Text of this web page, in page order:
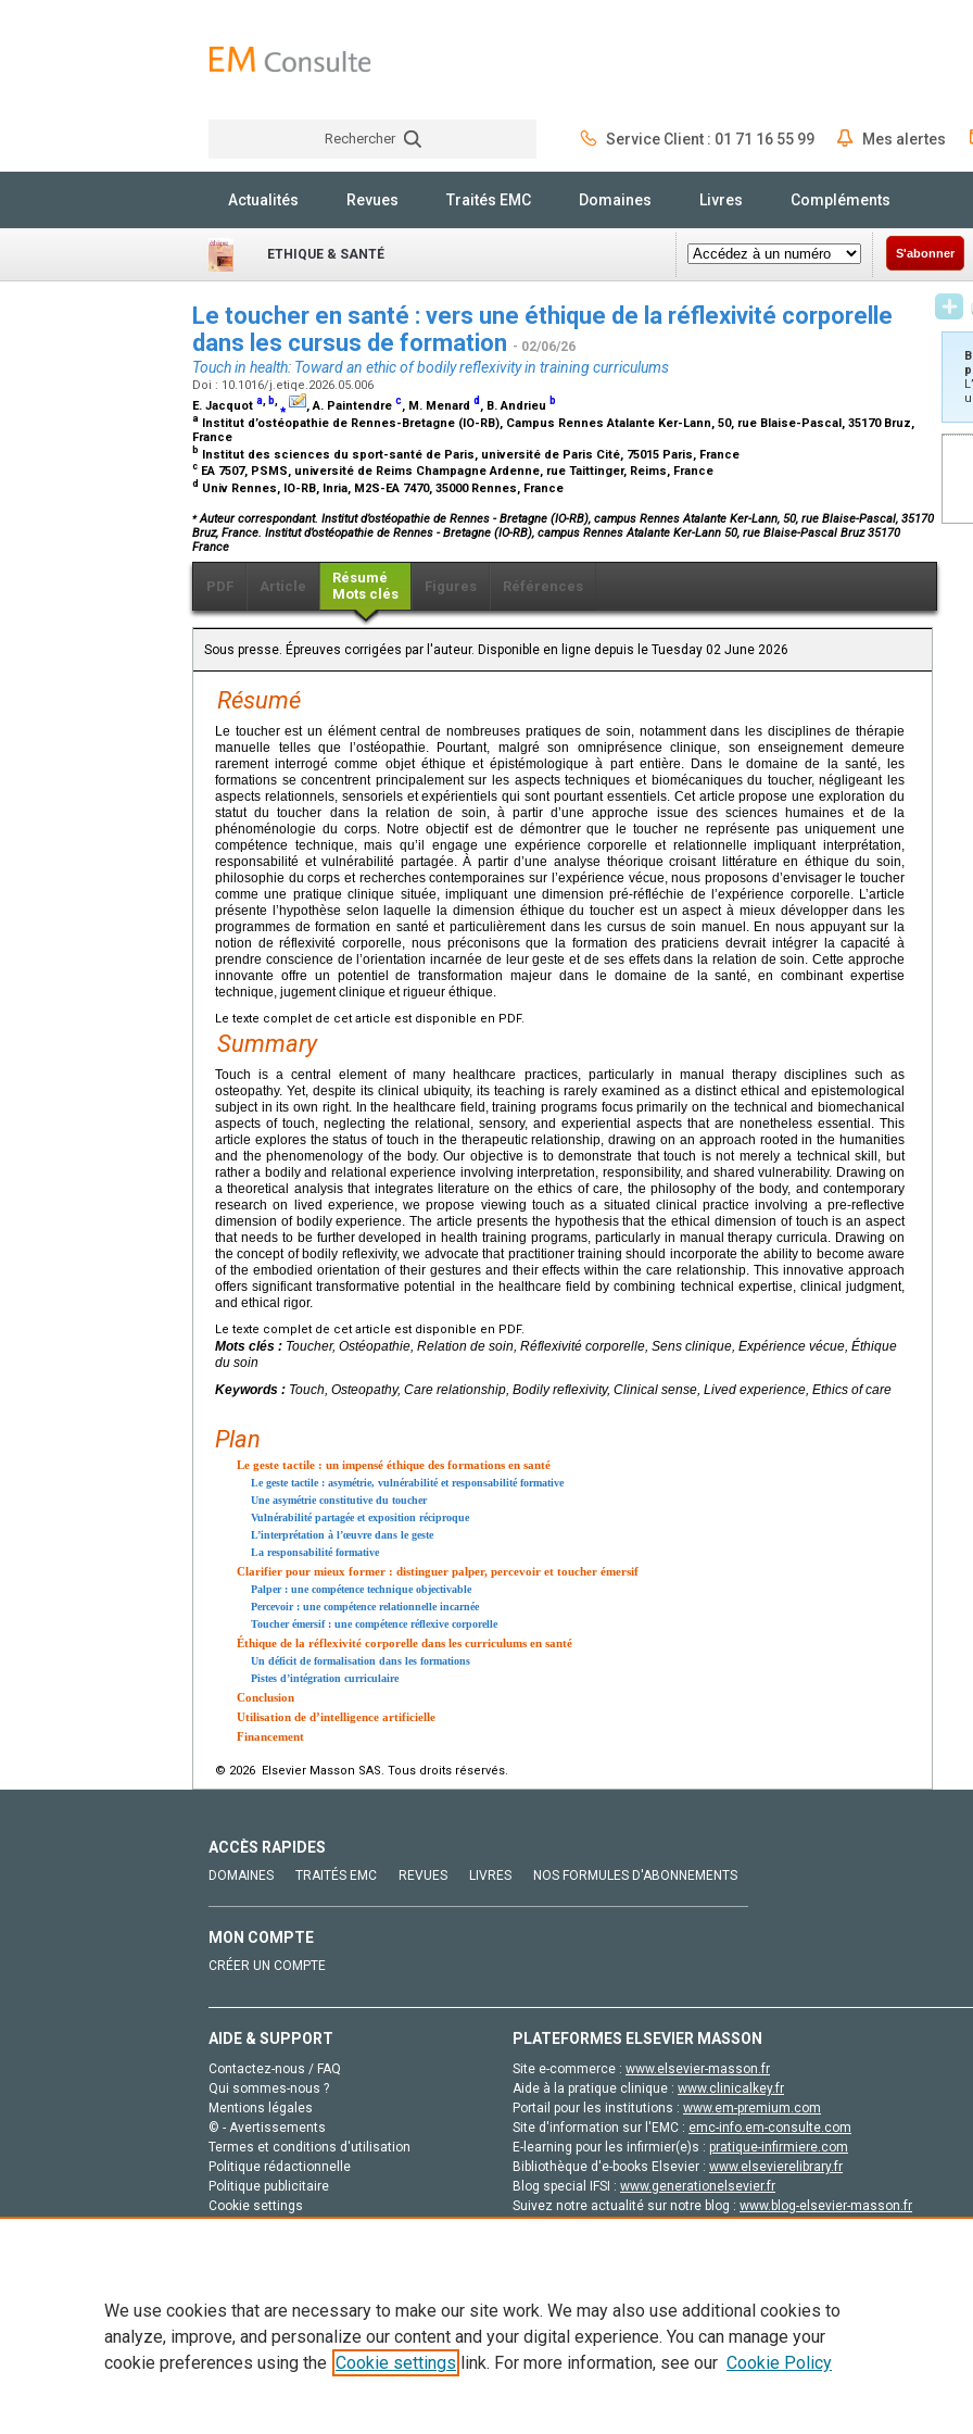
Rechercher Service Client : 01 71 16 55 99 Mes alertes
Actualités Revues Traités EMC Domaines Livres Compléments
ETHIQUE & SANTÉ S'abonner
Le toucher en santé : vers une éthique de la réflexivité corporelle
dans les cursus de formation - 02/06/26
Touch in health: Toward an ethic of bodily reflexivity in training curriculums
Doi : 10.1016/j.etiqe.2026.05.006
E. Jacquot a, b,⁎ , A. Paintendre c, M. Menard d , B. Andrieu b
a Institut d’ostéopathie de Rennes-Bretagne (IO-RB), Campus Rennes Atalante Ker-Lann, 50, rue Blaise-Pascal, 35170 Bruz,
France
b Institut des sciences du sport-santé de Paris, université de Paris Cité, 75015 Paris, France
c EA 7507, PSMS, université de Reims Champagne Ardenne, rue Taittinger, Reims, France
d Univ Rennes, IO-RB, Inria, M2S-EA 7470, 35000 Rennes, France
⁎Auteur correspondant. Institut d’ostéopathie de Rennes - Bretagne (IO-RB), campus Rennes Atalante Ker-Lann, 50, rue Blaise-Pascal, 35170
Bruz, France. Institut d’ostéopathie de Rennes - Bretagne (IO-RB), campus Rennes Atalante Ker-Lann 50, rue Blaise-Pascal Bruz 35170
France
PDF Article
Résumé
Mots clés
Figures Références
Sous presse. Épreuves corrigées par l'auteur. Disponible en ligne depuis le Tuesday 02 June 2026
Résumé
Le toucher est un élément central de nombreuses pratiques de soin, notamment dans les disciplines de thérapie
manuelle telles que l’ostéopathie. Pourtant, malgré son omniprésence clinique, son enseignement demeure
rarement interrogé comme objet éthique et épistémologique à part entière. Dans le domaine de la santé, les
formations se concentrent principalement sur les aspects techniques et biomécaniques du toucher, négligeant les
aspects relationnels, sensoriels et expérientiels qui sont pourtant essentiels. Cet article propose une exploration du
statut du toucher dans la relation de soin, à partir d’une approche issue des sciences humaines et de la
phénoménologie du corps. Notre objectif est de démontrer que le toucher ne représente pas uniquement une
compétence technique, mais qu’il engage une expérience corporelle et relationnelle impliquant interprétation,
responsabilité et vulnérabilité partagée. À partir d’une analyse théorique croisant littérature en éthique du soin,
philosophie du corps et recherches contemporaines sur l’expérience vécue, nous proposons d’envisager le toucher
comme une pratique clinique située, impliquant une dimension pré-réfléchie de l’expérience corporelle. L’article
présente l’hypothèse selon laquelle la dimension éthique du toucher est un aspect à mieux développer dans les
programmes de formation en santé et particulièrement dans les cursus de soin manuel. En nous appuyant sur la
notion de réflexivité corporelle, nous préconisons que la formation des praticiens devrait intégrer la capacité à
prendre conscience de l’orientation incarnée de leur geste et de ses effets dans la relation de soin. Cette approche
innovante offre un potentiel de transformation majeur dans le domaine de la santé, en combinant expertise
technique, jugement clinique et rigueur éthique.
Le texte complet de cet article est disponible en PDF.
Summary
Touch is a central element of many healthcare practices, particularly in manual therapy disciplines such as
osteopathy. Yet, despite its clinical ubiquity, its teaching is rarely examined as a distinct ethical and epistemological
subject in its own right. In the healthcare field, training programs focus primarily on the technical and biomechanical
aspects of touch, neglecting the relational, sensory, and experiential aspects that are nonetheless essential. This
article explores the status of touch in the therapeutic relationship, drawing on an approach rooted in the humanities
and the phenomenology of the body. Our objective is to demonstrate that touch is not merely a technical skill, but
rather a bodily and relational experience involving interpretation, responsibility, and shared vulnerability. Drawing on
a theoretical analysis that integrates literature on the ethics of care, the philosophy of the body, and contemporary
research on lived experience, we propose viewing touch as a situated clinical practice involving a pre-reflective
dimension of bodily experience. The article presents the hypothesis that the ethical dimension of touch is an aspect
that needs to be further developed in health training programs, particularly in manual therapy curricula. Drawing on
the concept of bodily reflexivity, we advocate that practitioner training should incorporate the ability to become aware
of the embodied orientation of their gestures and their effects within the care relationship. This innovative approach
offers significant transformative potential in the healthcare field by combining technical expertise, clinical judgment,
and ethical rigor.
Le texte complet de cet article est disponible en PDF.
Mots clés : Toucher, Ostéopathie, Relation de soin, Réflexivité corporelle, Sens clinique, Expérience vécue, Éthique
du soin
Keywords : Touch, Osteopathy, Care relationship, Bodily reflexivity, Clinical sense, Lived experience, Ethics of care
Plan
Le geste tactile : un impensé éthique des formations en santé
Le geste tactile : asymétrie, vulnérabilité et responsabilité formative
Une asymétrie constitutive du toucher
Vulnérabilité partagée et exposition réciproque
L’interprétation à l’œuvre dans le geste
La responsabilité formative
Clarifier pour mieux former : distinguer palper, percevoir et toucher émersif
Palper : une compétence technique objectivable
Percevoir : une compétence relationnelle incarnée
Toucher émersif : une compétence réflexive corporelle
Éthique de la réflexivité corporelle dans les curriculums en santé
Un déficit de formalisation dans les formations
Pistes d’intégration curriculaire
Conclusion
Utilisation de d’intelligence artificielle
Financement
© 2026 Elsevier Masson SAS. Tous droits réservés.
ACCÈS RAPIDES
DOMAINES TRAITÉS EMC REVUES LIVRES NOS FORMULES D'ABONNEMENTS
MON COMPTE
CRÉER UN COMPTE
AIDE & SUPPORT
Contactez-nous / FAQ
Qui sommes-nous ?
Mentions légales
© - Avertissements
Termes et conditions d'utilisation
Politique rédactionnelle
Politique publicitaire
Cookie settings
PLATEFORMES ELSEVIER MASSON
Site e-commerce : www.elsevier-masson.fr
Aide à la pratique clinique : www.clinicalkey.fr
Portail pour les institutions : www.em-premium.com
Site d'information sur l'EMC : emc-info.em-consulte.com
E-learning pour les infirmier(e)s : pratique-infirmiere.com
Bibliothèque d'e-books Elsevier : www.elsevierelibrary.fr
Blog special IFSI : www.generationelsevier.fr
Suivez notre actualité sur notre blog : www.blog-elsevier-masson.fr
Tout le contenu de ce site: Copyright © 2026 Elsevier, ses concédants de licence et ses contributeurs. Tout les droits sont réservés,
de données, a la formation en IA et aux technologies similaires. Pour tout contenu en libre accès, les conditions de licence
We use cookies that are necessary to make our site work. We may also use additional cookies to
analyze, improve, and personalize our content and your digital experience. You can manage your
cookie preferences using the Cookie settings link. For more information, see our Cookie Policy